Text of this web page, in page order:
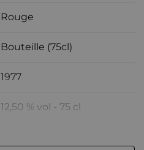
Rouge
Bouteille (75cl)
1977
12,50 % vol - 75 cl